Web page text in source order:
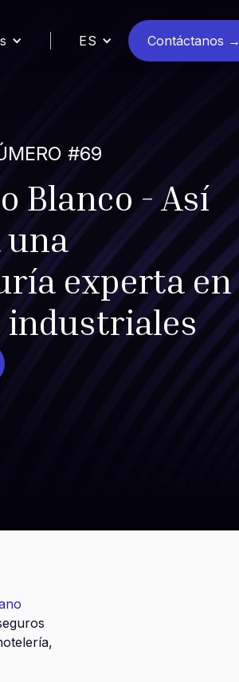
ES Contáctanos →
#69
Blanco - Así
experta en
industriales